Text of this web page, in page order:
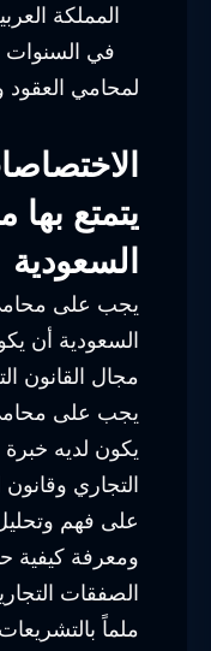
المملكة
في السنوات
لمحامي العقود
يتمتع
السعودية
يجب على
السعودية أن
مجال القانون
يجب على
يكون لديه
التجاري
على فهم
ومعرفة كيفية
الصفقات
ملماً